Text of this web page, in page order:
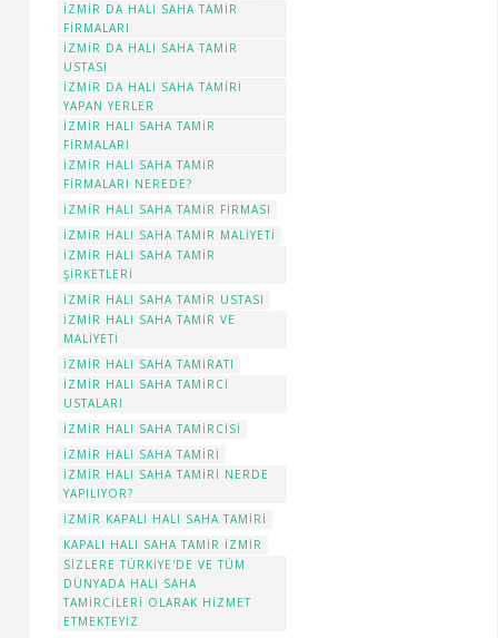
İZMIR DA HALI SAHA TAMIR
FIRMALARI
İZMIR DA HALI SAHA TAMIR
USTASI
İZMIR DA HALI SAHA TAMIRI
YAPAN YERLER
İZMİR HALI SAHA TAMIR
FIRMALARI
İZMIR HALI SAHA TAMIR
FIRMALARI NEREDE?
İZMIR HALI SAHA TAMIR FIRMASI
İZMIR HALI SAHA TAMIR MALIYETI
İZMIR HALI SAHA TAMIR
ŞIRKETLERI
İZMIR HALI SAHA TAMIR USTASI
İZMIR HALI SAHA TAMIR VE
MALIYETI
İZMIR HALI SAHA TAMIRATI
İZMIR HALI SAHA TAMIRCI
USTALARI
İZMIR HALI SAHA TAMIRCISI
İZMİR HALI SAHA TAMIRI
İZMIR HALI SAHA TAMIRI NERDE
YAPILIYOR?
İZMIR KAPALI HALI SAHA TAMIRI
KAPALI HALI SAHA TAMIR İZMIR
SIZLERE TÜRKIYE'DE VE TÜM
DÜNYADA HALI SAHA
TAMIRCILERI OLARAK HIZMET
ETMEKTEYIZ